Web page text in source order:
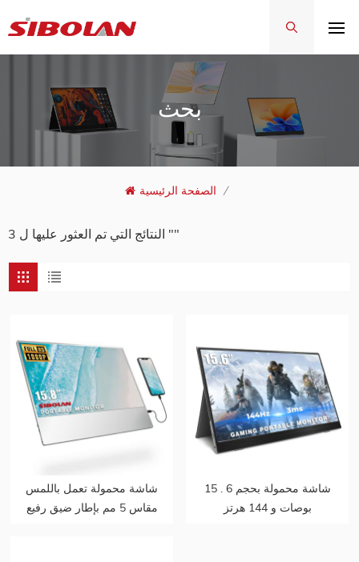
بحث
الصفحة الرئيسية /
3 النتائج التي تم العثور عليها ل ""
شاشة محمولة تعمل باللمس
مقاس 5 مم بإطار ضيق رفيع
15 . شاشة محمولة بحجم 6
بوصات و 144 هرتز